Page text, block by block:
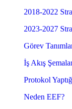
2018-2022
2023-2027
Görev
İş Akış
Protokol
Neden EEF?